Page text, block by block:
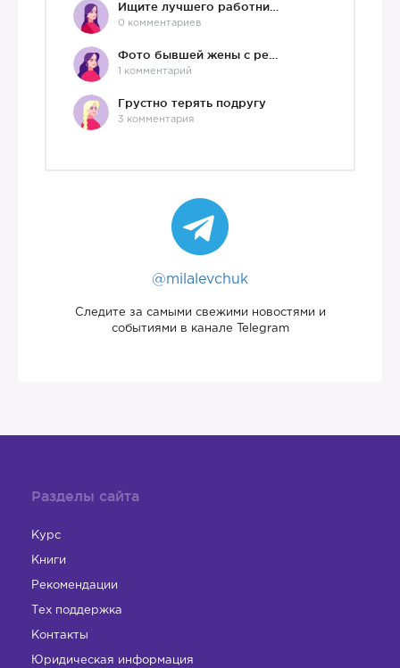
0 комментариев
1 комментарий
Грустно терять подругу
3 комментария
@milalevchuk
Следите за самыми свежими новостями и
событиями в канале Telegram
Разделы сайта
Курс
Книги
Рекомендации
Тех поддержка
Контакты
Юридическая информация